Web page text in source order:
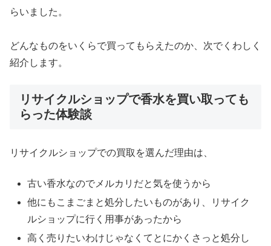
らいました。
どんなものをいくらで買ってもらえたのか、次でくわしく
紹介します。
リサイクルショップで香水を買い取っても
らった体験談
リサイクルショップでの買取を選んだ理由は、
古い香水なのでメルカリだと気を使うから
他にもこまごまと処分したいものがあり、リサイク
ルショップに行く用事があったから
高く売りたいわけじゃなくてとにかくさっと処分し